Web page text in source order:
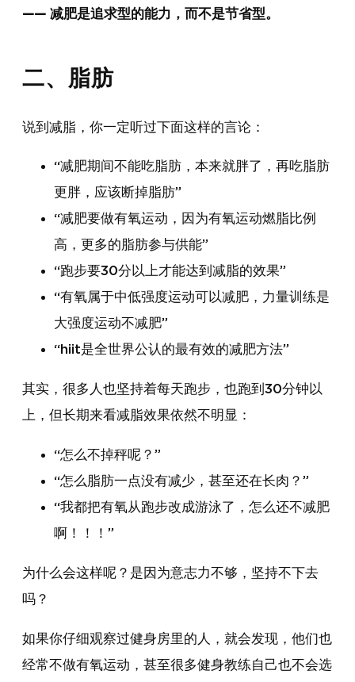
—— 减肥是追求型的能力，而不是节省型。
二、脂肪
说到减脂，你一定听过下面这样的言论：
“减肥期间不能吃脂肪，本来就胖了，再吃脂肪
更胖，应该断掉脂肪”
“减肥要做有氧运动，因为有氧运动燃脂比例
高，更多的脂肪参与供能”
“跑步要30分以上才能达到减脂的效果”
“有氧属于中低强度运动可以减肥，力量训练是
大强度运动不减肥”
“hiit是全世界公认的最有效的减肥方法”
其实，很多人也坚持着每天跑步，也跑到30分钟以
上，但长期来看减脂效果依然不明显：
“怎么不掉秤呢？”
“怎么脂肪一点没有减少，甚至还在长肉？”
“我都把有氧从跑步改成游泳了，怎么还不减肥
啊！！！”
为什么会这样呢？是因为意志力不够，坚持不下去
吗？
如果你仔细观察过健身房里的人，就会发现，他们也
经常不做有氧运动，甚至很多健身教练自己也不会选